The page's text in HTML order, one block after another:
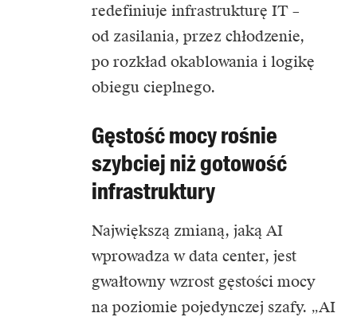
redefiniuje infrastrukturę IT –
od zasilania, przez chłodzenie,
po rozkład okablowania i logikę
obiegu cieplnego.
Gęstość mocy rośnie
szybciej niż gotowość
infrastruktury
Największą zmianą, jaką AI
wprowadza w data center, jest
gwałtowny wzrost gęstości mocy
na poziomie pojedynczej szafy. „AI